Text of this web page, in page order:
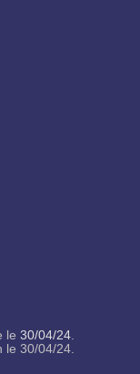
le 30/04/24
le 30/04/24.